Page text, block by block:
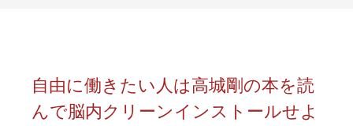
自由に働きたい人は高城剛の本を読
んで脳内クリーンインストールせよ